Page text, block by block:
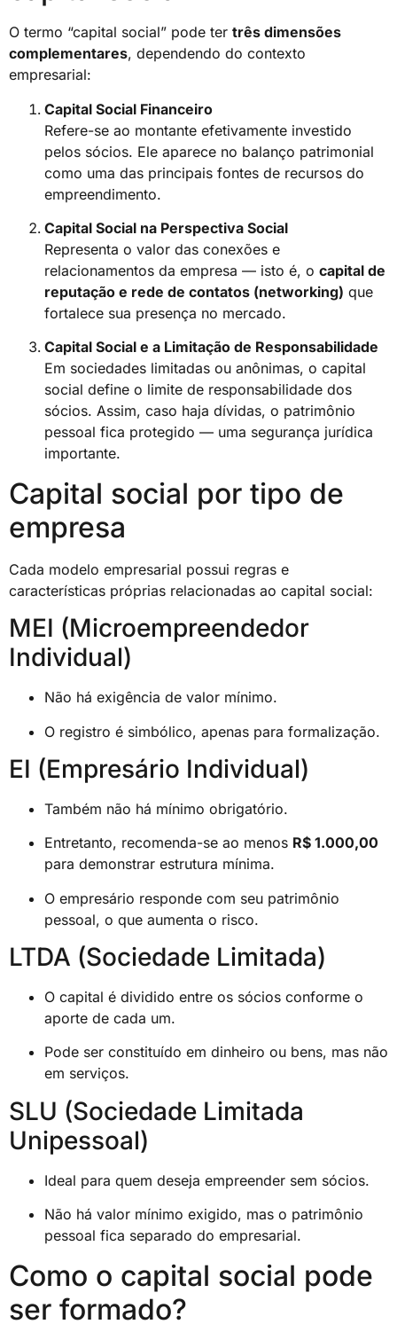
O termo “capital social” pode ter três dimensões
complementares, dependendo do contexto
empresarial:
Capital Social Financeiro
Refere-se ao montante efetivamente investido
pelos sócios. Ele aparece no balanço patrimonial
como uma das principais fontes de recursos do
empreendimento.
Capital Social na Perspectiva Social
Representa o valor das conexões e
relacionamentos da empresa — isto é, o capital de
reputação e rede de contatos (networking) que
fortalece sua presença no mercado.
Capital Social e a Limitação de Responsabilidade
Em sociedades limitadas ou anônimas, o capital
social define o limite de responsabilidade dos
sócios. Assim, caso haja dívidas, o patrimônio
pessoal fica protegido — uma segurança jurídica
importante.
Capital social por tipo de
empresa
Cada modelo empresarial possui regras e
características próprias relacionadas ao capital social:
MEI (Microempreendedor
Individual)
Não há exigência de valor mínimo.
O registro é simbólico, apenas para formalização.
EI (Empresário Individual)
Também não há mínimo obrigatório.
Entretanto, recomenda-se ao menos R$ 1.000,00
para demonstrar estrutura mínima.
O empresário responde com seu patrimônio
pessoal, o que aumenta o risco.
LTDA (Sociedade Limitada)
O capital é dividido entre os sócios conforme o
aporte de cada um.
Pode ser constituído em dinheiro ou bens, mas não
em serviços.
SLU (Sociedade Limitada
Unipessoal)
Ideal para quem deseja empreender sem sócios.
Não há valor mínimo exigido, mas o patrimônio
pessoal fica separado do empresarial.
Como o capital social pode
ser formado?